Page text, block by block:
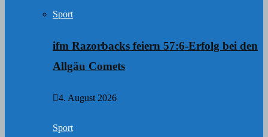
Sport
ifm Razorbacks feiern 57:6-Erfolg bei den
Allgäu Comets
4. August 2026
Sport